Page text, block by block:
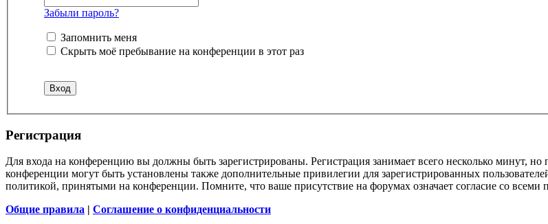
Забыли пароль?
Запомнить меня
Скрыть моё пребывание на конференции в этот раз
Регистрация
Для входа на конференцию вы должны быть зарегистрированы. Регистрация занимает всего несколько минут,
конференции могут быть установлены также дополнительные привилегии для зарегистрированных
политикой, принятыми на конференции. Помните, что ваше присутствие на форумах означает согласие со всеми
Общие правила | Соглашение о конфиденциальности